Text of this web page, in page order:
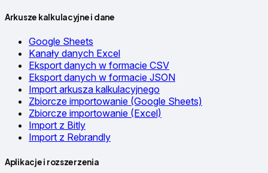
Arkusze kalkulacyjne i dane
Google Sheets
Kanały danych Excel
Eksport danych w formacie CSV
Eksport danych w formacie JSON
Import arkusza kalkulacyjnego
Zbiorcze importowanie (Google Sheets)
Zbiorcze importowanie (Excel)
Import z Bitly
Import z Rebrandly
Aplikacje i rozszerzenia